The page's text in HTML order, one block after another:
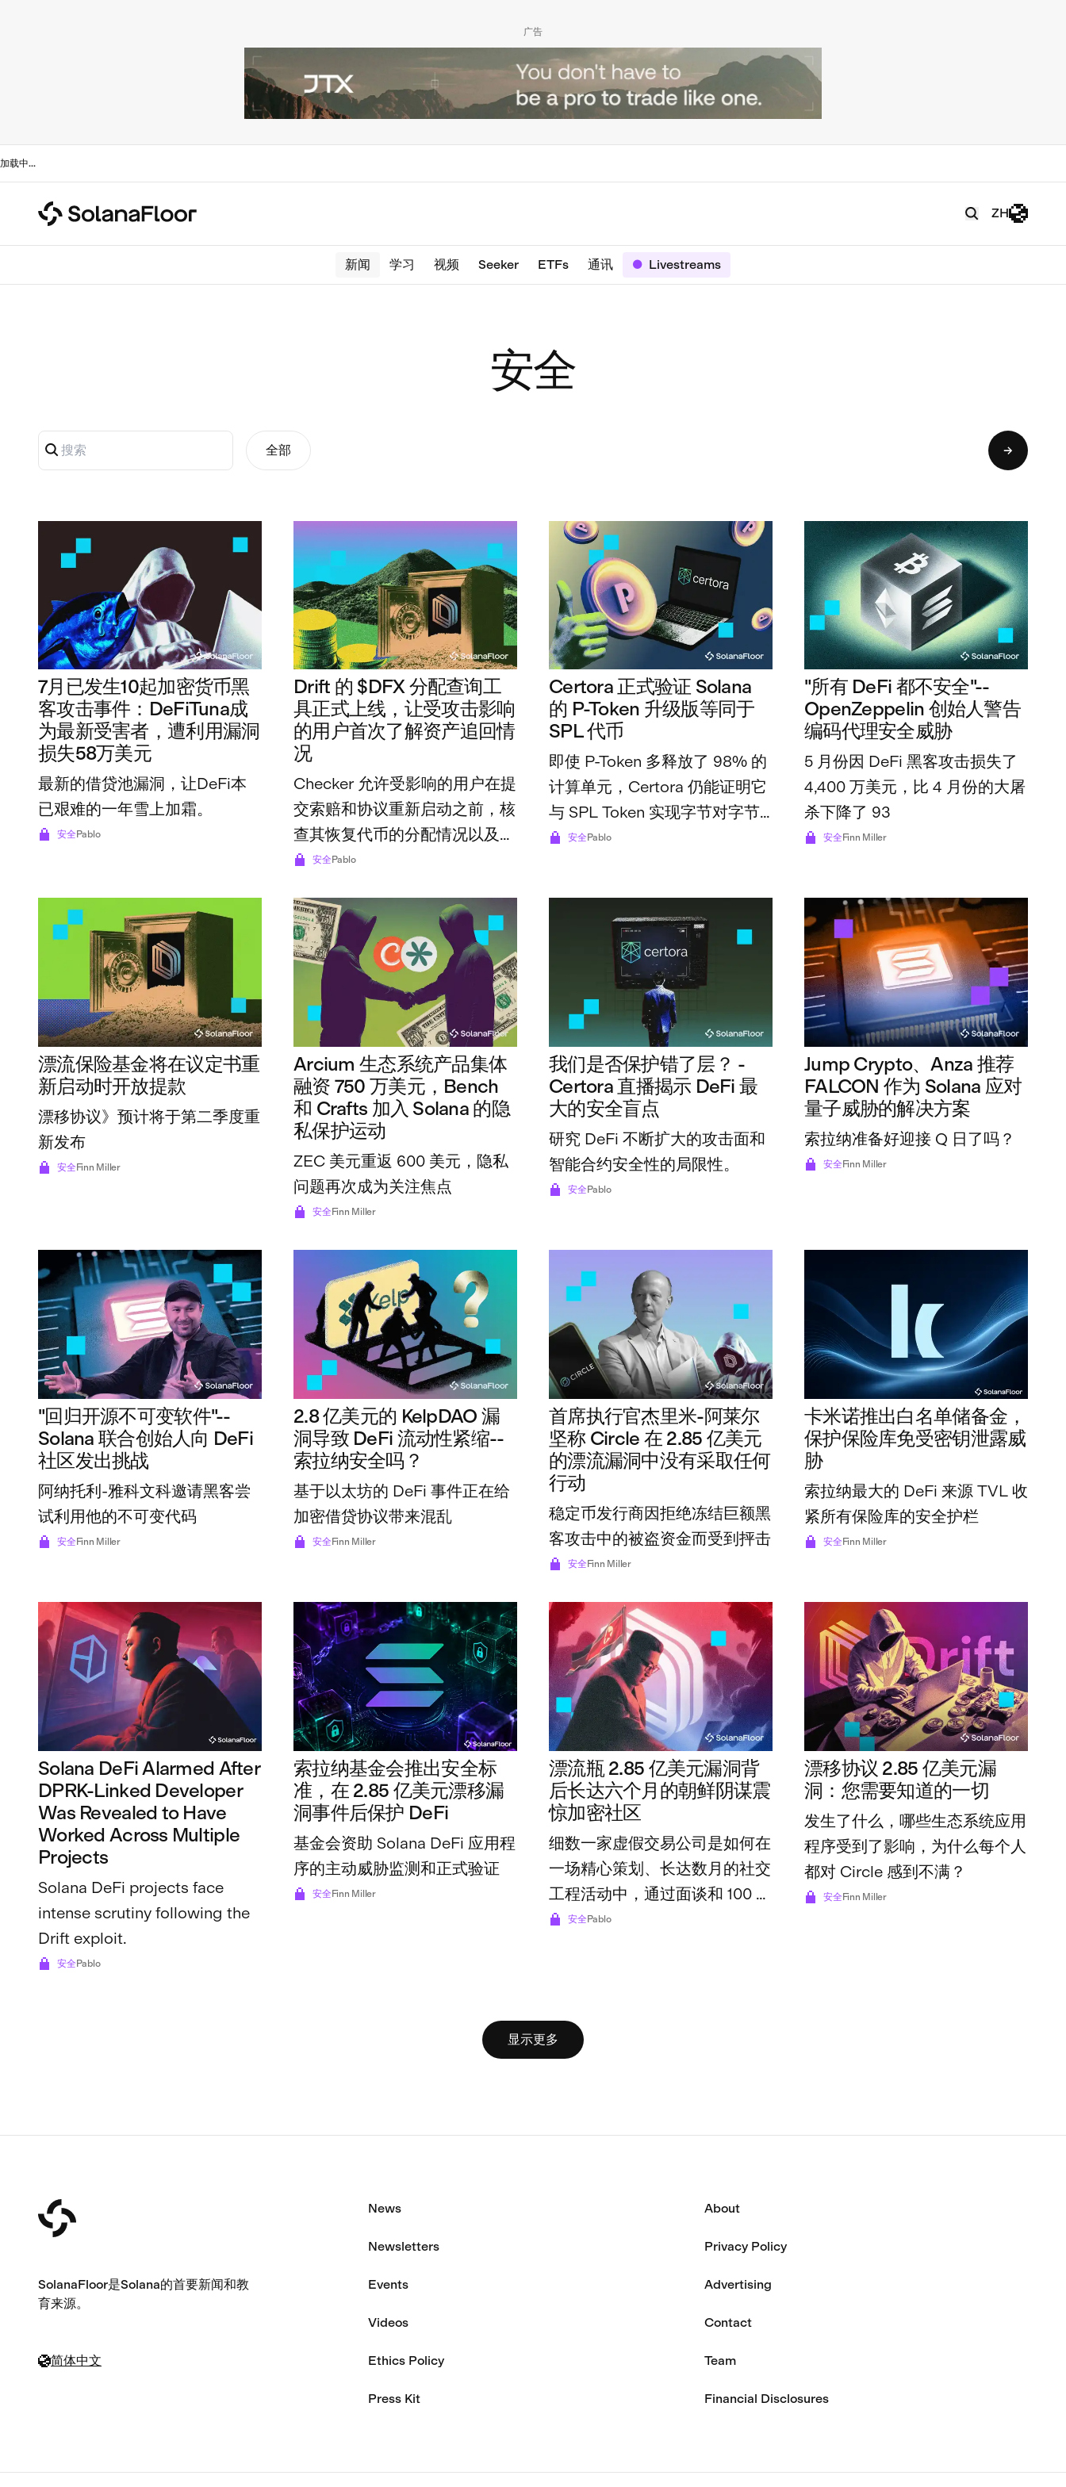
广告
加载中...
ZH
新闻 学习 视频 Seeker ETFs 通讯 Livestreams
安全
全部 →
7月已发生10起加密货币黑
客攻击事件：DeFiTuna成
为最新受害者，遭利用漏洞
损失58万美元
最新的借贷池漏洞，让DeFi本
已艰难的一年雪上加霜。
安全 Pablo
Drift 的 $DFX 分配查询工
具正式上线，让受攻击影响
的用户首次了解资产追回情
况
Checker 允许受影响的用户在提
交索赔和协议重新启动之前，核
查其恢复代币的分配情况以及保
险基金的领取资格。
安全 Pablo
Certora 正式验证 Solana
的 P-Token 升级版等同于
SPL 代币
即使 P-Token 多释放了 98% 的
计算单元，Certora 仍能证明它
与 SPL Token 实现字节对字节
的兼容性，没有发现任何漏洞。
安全 Pablo
"所有 DeFi 都不安全"--
OpenZeppelin 创始人警告
编码代理安全威胁
5 月份因 DeFi 黑客攻击损失了
4,400 万美元，比 4 月份的大屠
杀下降了 93
安全 Finn Miller
漂流保险基金将在议定书重
新启动时开放提款
漂移协议》预计将于第二季度重
新发布
安全 Finn Miller
Arcium 生态系统产品集体
融资 750 万美元，Bench
和 Crafts 加入 Solana 的隐
私保护运动
ZEC 美元重返 600 美元，隐私
问题再次成为关注焦点
安全 Finn Miller
我们是否保护错了层？ -
Certora 直播揭示 DeFi 最
大的安全盲点
研究 DeFi 不断扩大的攻击面和
智能合约安全性的局限性。
安全 Pablo
Jump Crypto、Anza 推荐
FALCON 作为 Solana 应对
量子威胁的解决方案
索拉纳准备好迎接 Q 日了吗？
安全 Finn Miller
"回归开源不可变软件"--
Solana 联合创始人向 DeFi
社区发出挑战
阿纳托利-雅科文科邀请黑客尝
试利用他的不可变代码
安全 Finn Miller
2.8 亿美元的 KelpDAO 漏
洞导致 DeFi 流动性紧缩--
索拉纳安全吗？
基于以太坊的 DeFi 事件正在给
加密借贷协议带来混乱
安全 Finn Miller
首席执行官杰里米-阿莱尔
坚称 Circle 在 2.85 亿美元
的漂流漏洞中没有采取任何
行动
稳定币发行商因拒绝冻结巨额黑
客攻击中的被盗资金而受到抨击
安全 Finn Miller
卡米诺推出白名单储备金，
保护保险库免受密钥泄露威
胁
索拉纳最大的 DeFi 来源 TVL 收
紧所有保险库的安全护栏
安全 Finn Miller
Solana DeFi Alarmed After
DPRK-Linked Developer
Was Revealed to Have
Worked Across Multiple
Projects
Solana DeFi projects face
intense scrutiny following the
Drift exploit.
安全Pablo
索拉纳基金会推出安全标
准，在 2.85 亿美元漂移漏
洞事件后保护 DeFi
基金会资助 Solana DeFi 应用程
序的主动威胁监测和正式验证
安全Finn Miller
漂流瓶 2.85 亿美元漏洞背
后长达六个月的朝鲜阴谋震
惊加密社区
细数一家虚假交易公司是如何在
一场精心策划、长达数月的社交
工程活动中，通过面谈和 100 万
美元的存款获得信任的。
安全Pablo
漂移协议 2.85 亿美元漏
洞：您需要知道的一切
发生了什么，哪些生态系统应用
程序受到了影响，为什么每个人
都对 Circle 感到不满？
安全Finn Miller
显示更多
SolanaFloor是Solana的首要新闻和教
育来源。
简体中文
News
Newsletters
Events
Videos
Ethics Policy
Press Kit
About
Privacy Policy
Advertising
Contact
Team
Financial Disclosures